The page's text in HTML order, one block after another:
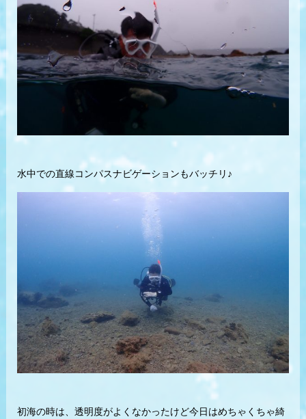
水中での直線コンパスナビゲーションもバッチリ♪
初海の時は、透明度がよくなかったけど今日はめちゃくちゃ綺